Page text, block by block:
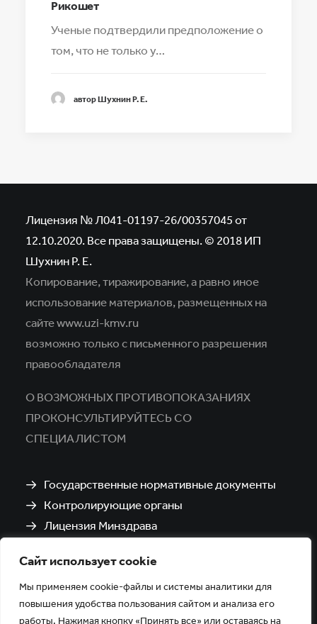
Сайт использует cookie
Мы применяем cookie-файлы и системы аналитики для
повышения удобства пользования сайтом и анализа его
работы. Нажимая кнопку «Принять все» или оставаясь на
Рикошет
Ученые подтвердили предположение о
том, что не только у…
автор Шухнин Р. Е.
Лицензия № Л041-01197-26/00357045 от
12.10.2020. Все права защищены. © 2018 ИП
Шухнин Р. Е.
Копирование, тиражирование, а равно иное
использование материалов,размещенных на
сайте www.uzi-kmv.ru
возможно только с письменного разрешения
правообладателя
О ВОЗМОЖНЫХ ПРОТИВОПОКАЗАНИЯХ
ПРОКОНСУЛЬТИРУЙТЕСЬ СО
СПЕЦИАЛИСТОМ
Государственные нормативные документы
Контролирующие органы
Лицензия Минздрава
Политика обработки и защиты персональных
данных